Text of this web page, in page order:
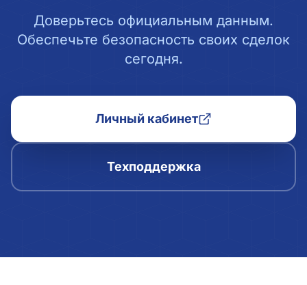
Доверьтесь официальным данным.
Обеспечьте безопасность своих сделок
сегодня.
Личный кабинет
Техподдержка